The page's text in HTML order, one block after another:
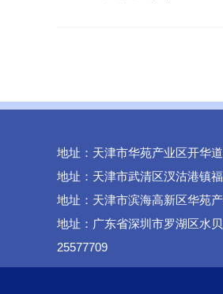
地址：天津市华苑产业区开华
地址：天津市武清区汊沽港镇
地址：天津市滨海高新区华苑
地址：广东省深圳市罗湖区水
25577709